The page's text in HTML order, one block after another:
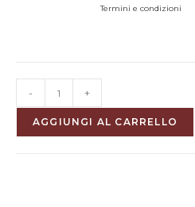
Termini e condizioni
- +
AGGIUNGI AL CARRELLO